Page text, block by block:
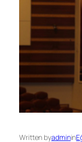
Written byadminin